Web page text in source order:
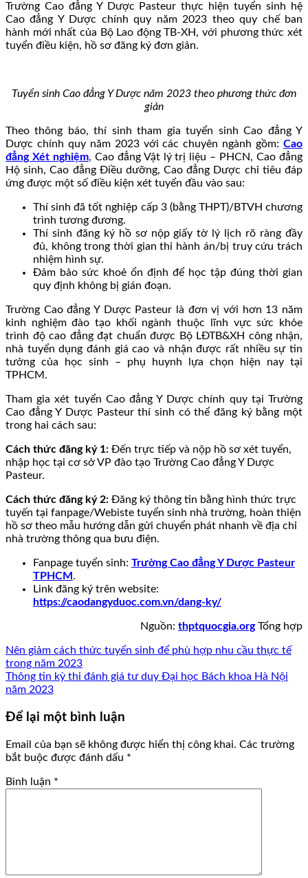
Trường Cao đẳng Y Dược Pasteur thực hiện tuyển sinh hệ
Cao đẳng Y Dược chính quy năm 2023 theo quy chế ban
hành mới nhất của Bộ Lao động TB-XH, với phương thức xét
tuyển điều kiện, hồ sơ đăng ký đơn giản.
Tuyển sinh Cao đẳng Y Dược năm 2023 theo phương thức đơn
giản
Theo thông báo, thí sinh tham gia tuyển sinh Cao đẳng Y
Dược chính quy năm 2023 với các chuyên ngành gồm: Cao
đẳng Xét nghiệm, Cao đẳng Vật lý trị liệu – PHCN, Cao đẳng
Hộ sinh, Cao đẳng Điều dưỡng, Cao đẳng Dược chỉ tiêu đáp
ứng được một số điều kiện xét tuyển đầu vào sau:
Thí sinh đã tốt nghiệp cấp 3 (bằng THPT)/BTVH chương
trình tương đương.
Thí sinh đăng ký hồ sơ nộp giấy tờ lý lịch rõ ràng đầy
đủ, không trong thời gian thi hành án/bị truy cứu trách
nhiệm hình sự.
Đảm bảo sức khoẻ ổn định để học tập đúng thời gian
quy định không bị gián đoạn.
Trường Cao đẳng Y Dược Pasteur là đơn vị với hơn 13 năm
kinh nghiệm đào tạo khối ngành thuộc lĩnh vực sức khỏe
trình độ cao đẳng đạt chuẩn được Bộ LĐTB&XH công nhận,
nhà tuyển dụng đánh giá cao và nhận được rất nhiều sự tin
tưởng của học sinh – phụ huynh lựa chọn hiện nay tại
TPHCM.
Tham gia xét tuyển Cao đẳng Y Dược chính quy tại Trường
Cao đẳng Y Dược Pasteur thí sinh có thể đăng ký bằng một
trong hai cách sau:
Cách thức đăng ký 1: Đến trực tiếp và nộp hồ sơ xét tuyển,
nhập học tại cơ sở VP đào tạo Trường Cao đẳng Y Dược
Pasteur.
Cách thức đăng ký 2: Đăng ký thông tin bằng hình thức trực
tuyến tại fanpage/Webiste tuyển sinh nhà trường, hoàn thiện
hồ sơ theo mẫu hướng dẫn gửi chuyển phát nhanh về địa chỉ
nhà trường thông qua bưu điện.
Fanpage tuyển sinh: Trường Cao đẳng Y Dược Pasteur
TPHCM .
Link đăng ký trên website:
https://caodangyduoc.com.vn/dang-ky/
Nguồn: thptquocgia.orgTổng hợp
Nên giảm cách thức tuyển sinh để phù hợp nhu cầu thực tế
trong năm 2023
Thông tin kỳ thi đánh giá tư duy Đại học Bách khoa Hà Nội
năm 2023
Để lại một bình luận
Email của bạn sẽ không được hiển thị công khai. Các trường
bắt buộc được đánh dấu *
Bình luận *